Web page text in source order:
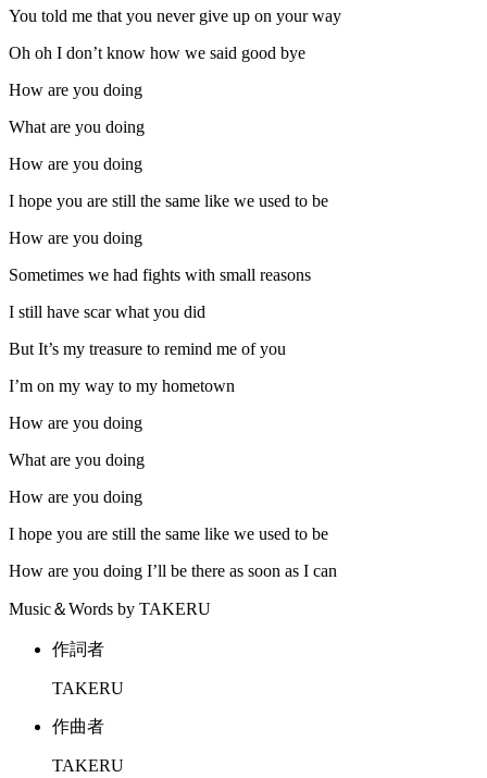
You told me that you never give up on your way
Oh oh I don’t know how we said good bye
How are you doing
What are you doing
How are you doing
I hope you are still the same like we used to be
How are you doing
Sometimes we had fights with small reasons
I still have scar what you did
But It’s my treasure to remind me of you
I’m on my way to my hometown
How are you doing
What are you doing
How are you doing
I hope you are still the same like we used to be
How are you doing I’ll be there as soon as I can
Music＆Words by TAKERU
作詞者
TAKERU
作曲者
TAKERU